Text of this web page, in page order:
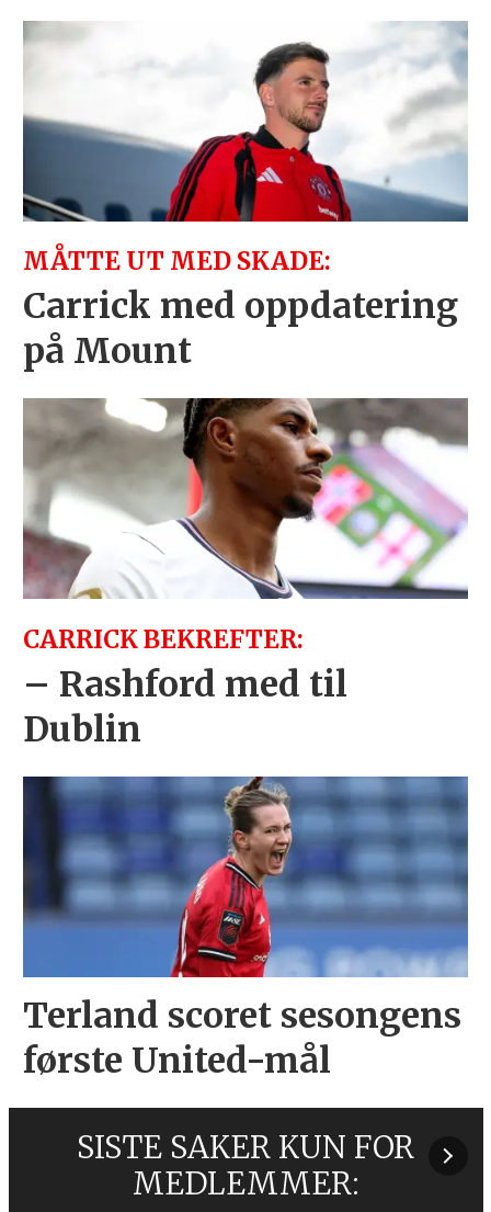
MÅTTE UT MED SKADE:
Carrick med oppdatering
på Mount
CARRICK BEKREFTER:
– Rashford med til
Dublin
Terland scoret sesongens
første United-mål
SISTE SAKER KUN FOR
MEDLEMMER: